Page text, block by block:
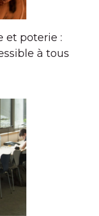
et poterie :
à tous